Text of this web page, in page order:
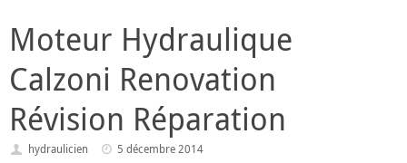
Moteur Hydraulique
Calzoni Renovation
Révision Réparation
hydraulicien
5 décembre 2014